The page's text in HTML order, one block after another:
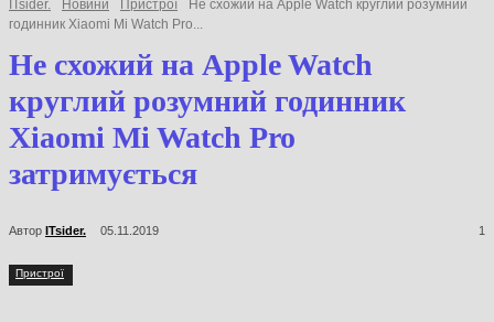
ITsider. Новини Пристрої
Не схожий на Apple Watch круглий
розумний годинник Xiaomi Mi Watch Pro...
Не схожий на Apple Watch
круглий розумний годинник
Xiaomi Mi Watch Pro
затримується
Автор ITsider. 05.11.2019 1
Пристрої